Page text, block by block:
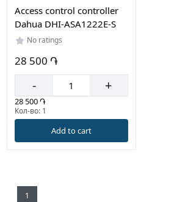
Access control controller
Dahua DHI-ASA1222E-S
No ratings
28 500 ֏
- +
28 500 ֏
Кол-во: 1
Add to cart
1